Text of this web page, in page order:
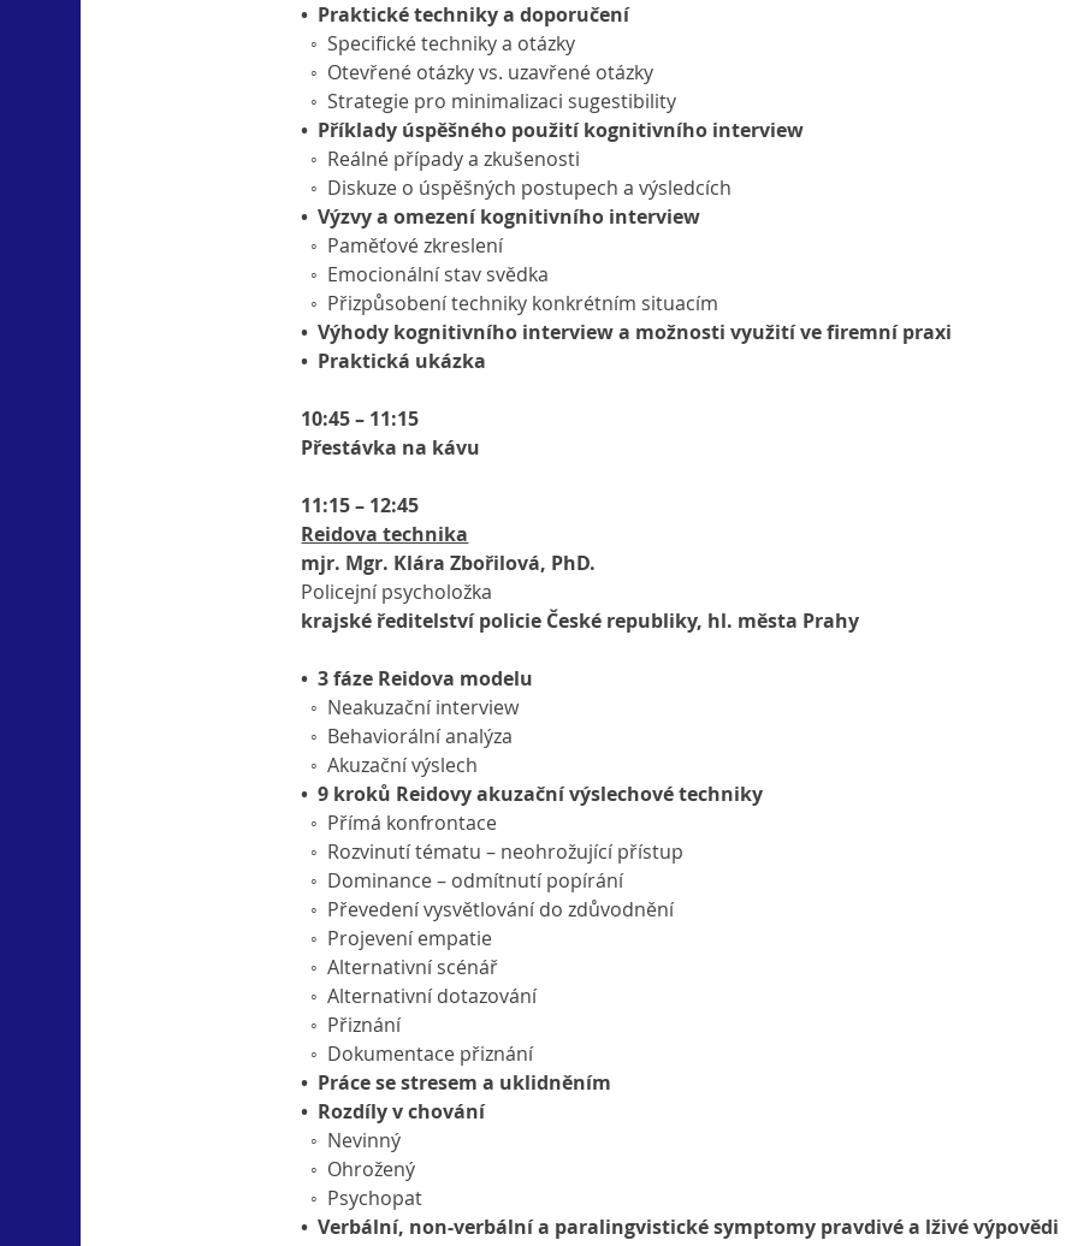
•  Praktické techniky a doporučení
◦  Specifické techniky a otázky
◦  Otevřené otázky vs. uzavřené otázky
◦  Strategie pro minimalizaci sugestibility
•  Příklady úspěšného použití kognitivního interview
◦  Reálné případy a zkušenosti
◦  Diskuze o úspěšných postupech a výsledcích
•  Výzvy a omezení kognitivního interview
◦  Paměťové zkreslení
◦  Emocionální stav svědka
◦  Přizpůsobení techniky konkrétním situacím
•  Výhody kognitivního interview a možnosti využití ve firemní praxi
•  Praktická ukázka
10:45 – 11:15
Přestávka na kávu
11:15 – 12:45
Reidova technika
mjr. Mgr. Klára Zbořilová, PhD.
Policejní psycholožka
krajské ředitelství policie České republiky, hl. města Prahy
•  3 fáze Reidova modelu
◦  Neakuzační interview
◦  Behaviorální analýza
◦  Akuzační výslech
•  9 kroků Reidovy akuzační výslechové techniky
◦  Přímá konfrontace
◦  Rozvinutí tématu – neohrožující přístup
◦  Dominance – odmítnutí popírání
◦  Převedení vysvětlování do zdůvodnění
◦  Projevení empatie
◦  Alternativní scénář
◦  Alternativní dotazování
◦  Přiznání
◦  Dokumentace přiznání
•  Práce se stresem a uklidněním
•  Rozdíly v chování
◦  Nevinný
◦  Ohrožený
◦  Psychopat
•  Verbální, non-verbální a paralingvistické symptomy pravdivé a lživé výpovědi